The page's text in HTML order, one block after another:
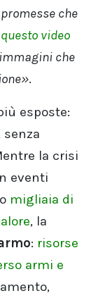
che
questo video
che
.
esposte:
la crisi
eventi
migliaia di
, la
: risorse
armi e